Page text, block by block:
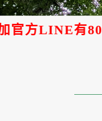
可提供AI報